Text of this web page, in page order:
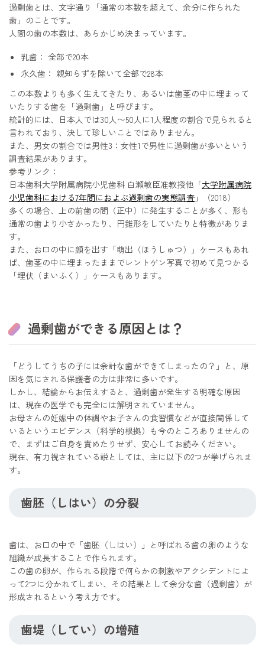
過剰歯とは、文字通り「通常の本数を超えて、余分に作られた
歯」のことです。
人間の歯の本数は、あらかじめ決まっています。
乳歯： 全部で20本
永久歯： 親知らずを除いて全部で28本
この本数よりも多く生えてきたり、あるいは歯茎の中に埋まって
いたりする歯を「過剰歯」と呼びます。
統計的には、日本人では30人〜50人に1人程度の割合で見られると
言われており、決して珍しいことではありません。
また、男女の割合では男性3：女性1で男性に過剰歯が多いという
調査結果があります。
参考リンク：
日本歯科大学附属病院小児歯科 白瀬敏臣准教授他「大学附属病院
小児歯科における7年間におよぶ過剰歯の実態調査 」（2018）
多くの場合、上の前歯の間（正中）に発生することが多く、形も
通常の歯より小さかったり、円錐形をしていたりと特徴がありま
す。
また、お口の中に顔を出す「萌出（ほうしゅつ）」ケースもあれ
ば、歯茎の中に埋まったままでレントゲン写真で初めて見つかる
「埋伏（まいふく）」ケースもあります。
過剰歯ができる原因とは？
「どうしてうちの子には余計な歯ができてしまったの？」と、原
因を気にされる保護者の方は非常に多いです。
しかし、結論からお伝えすると、過剰歯が発生する明確な原因
は、現在の医学でも完全には解明されていません。
お母さんの妊娠中の体調やお子さんの食習慣などが直接関係して
いるというエビデンス（科学的根拠）も今のところありませんの
で、まずはご自身を責めたりせず、安心してお読みください。
現在、有力視されている説としては、主に以下の2つが挙げられま
す。
歯胚（しはい）の分裂
歯は、お口の中で「歯胚（しはい）」と呼ばれる歯の卵のような
組織が成長することで作られます。
この歯の卵が、作られる段階で何らかの刺激やアクシデントによ
って2つに分かれてしまい、その結果として余分な歯（過剰歯）が
形成されるという考え方です。
歯堤（してい）の増殖